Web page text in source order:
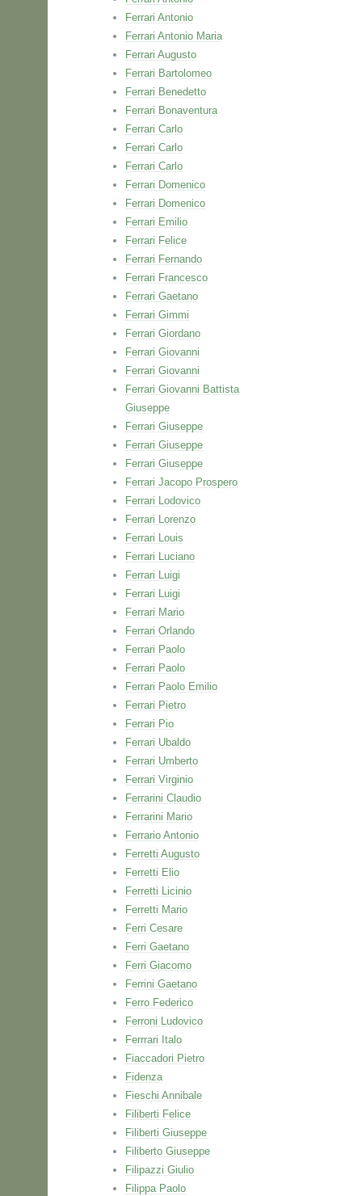
Ferrari Antonio
Ferrari Antonio Maria
Ferrari Augusto
Ferrari Bartolomeo
Ferrari Benedetto
Ferrari Bonaventura
Ferrari Carlo
Ferrari Carlo
Ferrari Carlo
Ferrari Domenico
Ferrari Domenico
Ferrari Emilio
Ferrari Felice
Ferrari Fernando
Ferrari Francesco
Ferrari Gaetano
Ferrari Gimmi
Ferrari Giordano
Ferrari Giovanni
Ferrari Giovanni
Ferrari Giovanni Battista
Giuseppe
Ferrari Giuseppe
Ferrari Giuseppe
Ferrari Giuseppe
Ferrari Jacopo Prospero
Ferrari Lodovico
Ferrari Lorenzo
Ferrari Louis
Ferrari Luciano
Ferrari Luigi
Ferrari Luigi
Ferrari Mario
Ferrari Orlando
Ferrari Paolo
Ferrari Paolo
Ferrari Paolo Emilio
Ferrari Pietro
Ferrari Pio
Ferrari Ubaldo
Ferrari Umberto
Ferrari Virginio
Ferrarini Claudio
Ferrarini Mario
Ferrario Antonio
Ferretti Augusto
Ferretti Elio
Ferretti Licinio
Ferretti Mario
Ferri Cesare
Ferri Gaetano
Ferri Giacomo
Ferrini Gaetano
Ferro Federico
Ferroni Ludovico
Ferrrari Italo
Fiaccadori Pietro
Fidenza
Fieschi Annibale
Filiberti Felice
Filiberti Giuseppe
Filiberto Giuseppe
Filipazzi Giulio
Filippa Paolo